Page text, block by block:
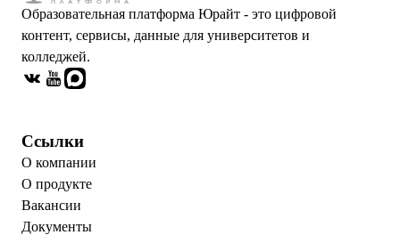
Образовательная платформа Юрайт - это цифровой
контент, сервисы, данные для университетов и
колледжей.
Ссылки
О компании
О продукте
Вакансии
Документы